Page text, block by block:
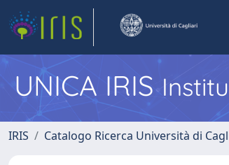
UNICA IRIS
IRIS Catalogo Ricerca Università di